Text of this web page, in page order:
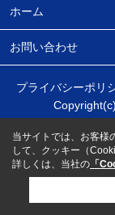
ホーム
お問い合わせ
プライバシーポリ
当サイトでは、お客様
して、クッキー（
詳しくは、当社の 「